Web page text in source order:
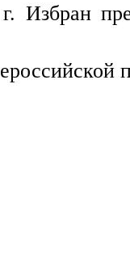
Избран